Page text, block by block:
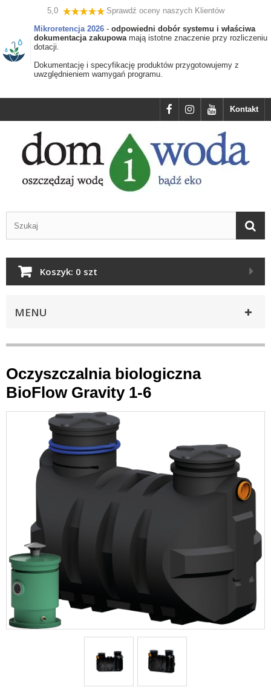
5,0
Sprawdź oceny naszych Klientów
Mikroretencja 2026 - odpowiedni dobór systemu i właściwa
dokumentacja zakupowamają istotne znaczenie przy rozliczeniu
dotacji.
Dokumentację i specyfikację produktów przygotowujemy z
uwzględnieniem wamygań programu.
Kontakt
Koszyk: 0 szt
MENU
Oczyszczalnia biologiczna
BioFlow Gravity 1-6